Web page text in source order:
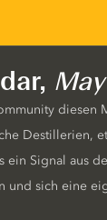
diesen
Destillerien,
ein Signal aus
und sich eine